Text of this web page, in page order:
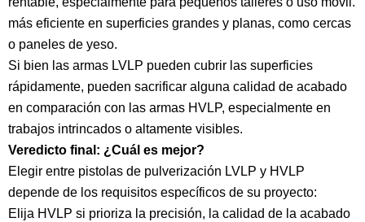
más eficiente en superficies grandes y planas, como cercas
o paneles de yeso.
Si bien las armas LVLP pueden cubrir las superficies
rápidamente, pueden sacrificar alguna calidad de acabado
en comparación con las armas HVLP, especialmente en
trabajos intrincados o altamente visibles.
Veredicto final: ¿Cuál es mejor?
Elegir entre pistolas de pulverización LVLP y HVLP
depende de los requisitos específicos de su proyecto:
Elija HVLP si prioriza la precisión, la calidad de la acabado